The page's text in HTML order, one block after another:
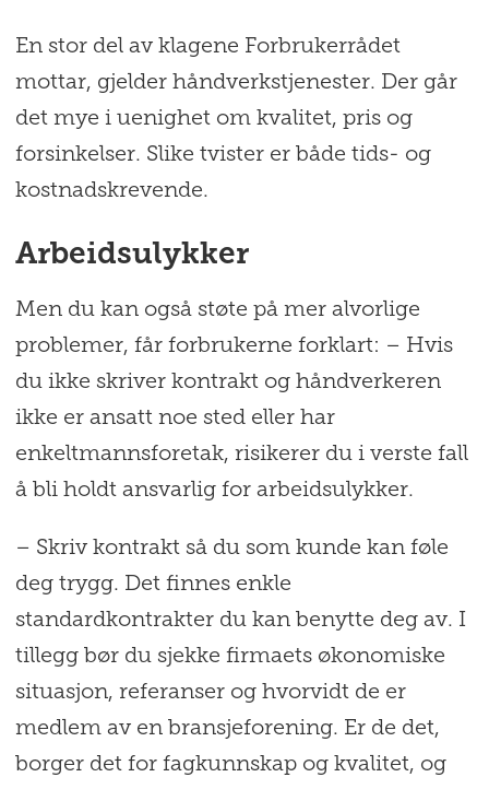
En stor del av klagene Forbrukerrådet
mottar, gjelder håndverkstjenester. Der går
det mye i uenighet om kvalitet, pris og
forsinkelser. Slike tvister er både tids- og
kostnadskrevende.
Arbeidsulykker
Men du kan også støte på mer alvorlige
problemer, får forbrukerne forklart: – Hvis
du ikke skriver kontrakt og håndverkeren
ikke er ansatt noe sted eller har
enkeltmannsforetak, risikerer du i verste fall
å bli holdt ansvarlig for arbeidsulykker.
– Skriv kontrakt så du som kunde kan føle
deg trygg. Det finnes enkle
standardkontrakter du kan benytte deg av. I
tillegg bør du sjekke firmaets økonomiske
situasjon, referanser og hvorvidt de er
medlem av en bransjeforening. Er de det,
borger det for fagkunnskap og kvalitet, og